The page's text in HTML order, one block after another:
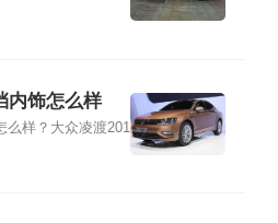
内饰怎么样
么样？大众凌渡201